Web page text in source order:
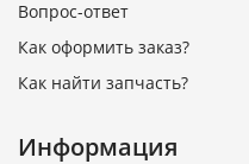
Вопрос-ответ
Как оформить заказ?
Как найти запчасть?
Информация